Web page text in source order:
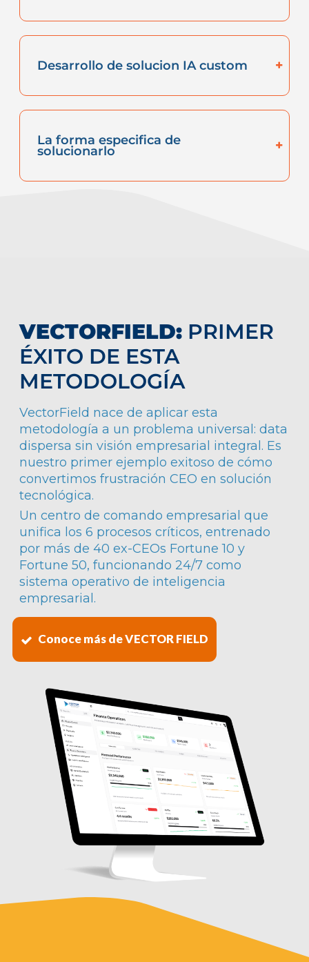
Desarrollo de solucion IA custom
La forma especifica de
solucionarlo
VECTORFIELD:PRIMER
ÉXITO DE ESTA
METODOLOGÍA
VectorField nace de aplicar esta
metodología a un problema universal: data
dispersa sin visión empresarial integral. Es
nuestro primer ejemplo exitoso de cómo
convertimos frustración CEO en solución
tecnológica.
Un centro de comando empresarial que
unifica los 6 procesos críticos, entrenado
por más de 40 ex-CEOs Fortune 10 y
Fortune 50, funcionando 24/7 como
sistema operativo de inteligencia
empresarial.
Conoce más de VECTOR FIELD